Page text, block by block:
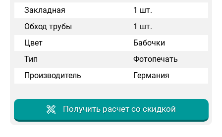
Закладная
1 шт.
Обход трубы
1 шт.
Цвет
Бабочки
Тип
Фотопечать
Производитель
Германия
Получить расчет со скидкой